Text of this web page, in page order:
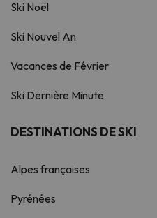
Ski Noël
Ski Nouvel An
Vacances de Février
Ski Dernière Minute
DESTINATIONS DE SKI
Alpes françaises
Pyrénées